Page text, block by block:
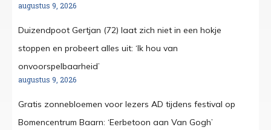
augustus 9, 2026
Duizendpoot Gertjan (72) laat zich niet in een hokje
stoppen en probeert alles uit: ‘Ik hou van
onvoorspelbaarheid’
augustus 9, 2026
Gratis zonnebloemen voor lezers AD tijdens festival op
Bomencentrum Baarn: ‘Eerbetoon aan Van Gogh’